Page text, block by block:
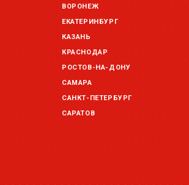
ВОРОНЕЖ
ЕКАТЕРИНБУРГ
КАЗАНЬ
КРАСНОДАР
РОСТОВ-НА-ДОНУ
САМАРА
САНКТ-ПЕТЕРБУРГ
САРАТОВ